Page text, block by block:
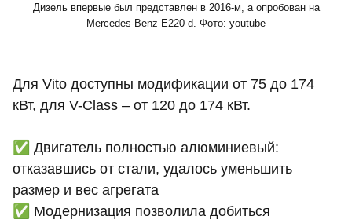
Дизель впервые был представлен в 2016-м, а опробован на
Mercedes-Benz E220 d. Фото: youtube
Для Vito доступны модификации от 75 до 174
кВт, для V-Class – от 120 до 174 кВт.
✅ Двигатель полностью алюминиевый:
отказавшись от стали, удалось уменьшить
размер и вес агрегата
✅ Модернизация позволила добиться